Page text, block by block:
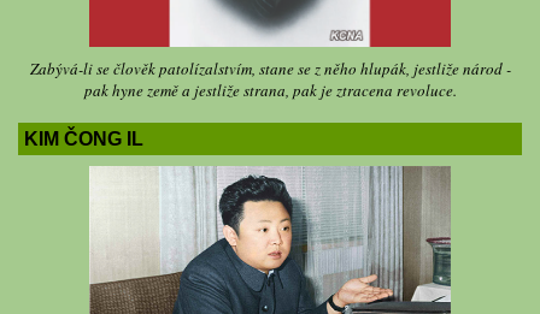
Zabývá-li se člověk patolízalstvím, stane se z něho hlupák, jestliže národ -
pak hyne země a jestliže strana, pak je ztracena revoluce.
KIM ČONG IL